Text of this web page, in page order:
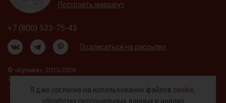
Я даю согласие на использование файлов cookie,
обработку персональных данных и анализ
Построить маршрут
+7 (800) 533-75-43
Подписаться на рассылку
© «Купава», 2015-2026
офертой.